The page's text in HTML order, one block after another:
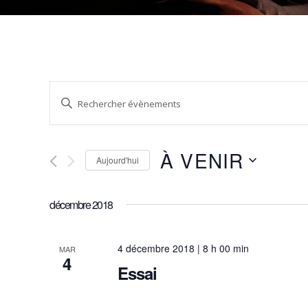
Recherche
et
navigation
de
vues
Évènements
Saisir
RechercherAujourd'hui À VENIR
une
décembre 2018
MAR
4
4 décembre 2018 | 8 h 00 min
Essai